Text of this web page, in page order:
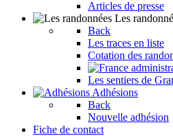
Articles de presse
Les
Back
Les traces en liste
Cotation des
Les sentiers de
Adhésions
Back
Nouvelle adhésion
Fiche de contact